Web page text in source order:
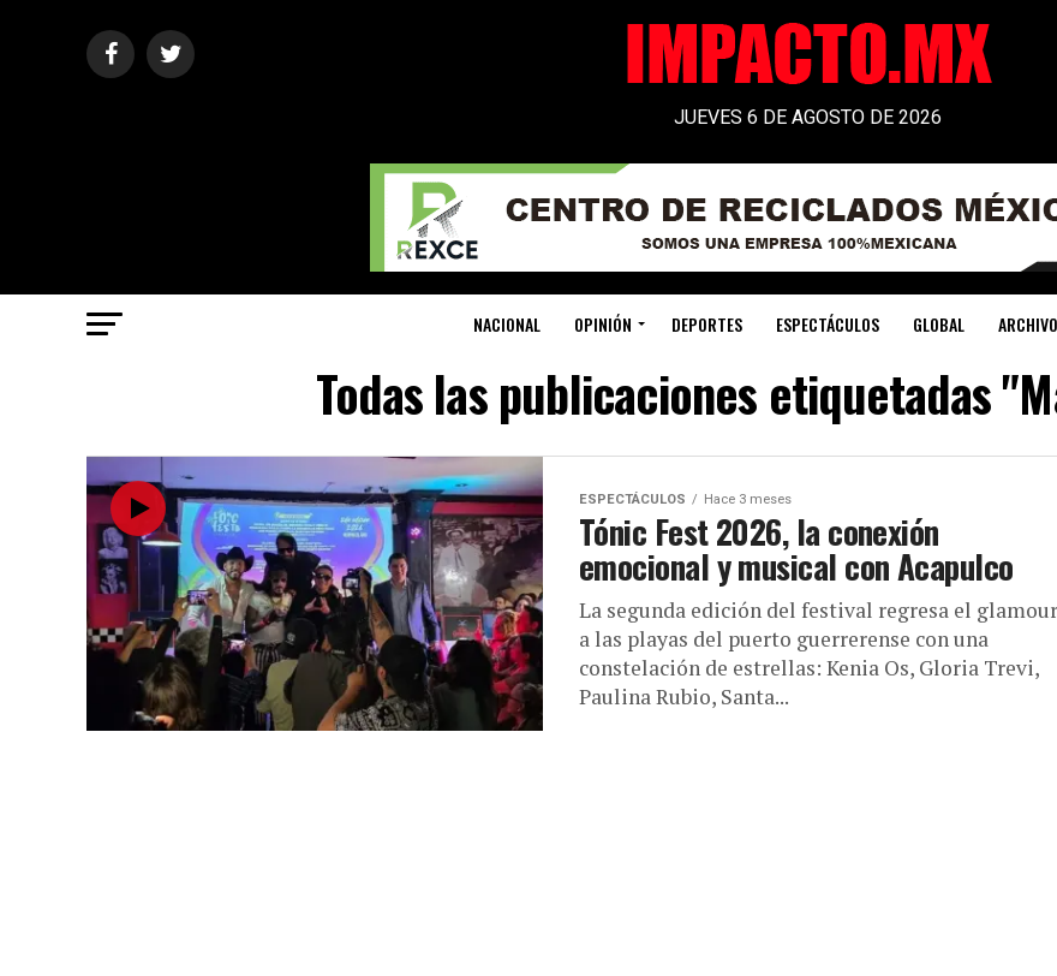
JUEVES 6 DE AGOSTO DE 2026
NACIONAL OPINIÓN DEPORTES ESPECTÁCULOS GLOBAL
Todas las publicaciones etiquetadas
ESPECTÁCULOS Hace 3 meses
Tónic Fest 2026, la conexión
emocional y musical con Acapulco
La segunda edición del festival regresa el glamour
a las playas del puerto guerrerense con una
constelación de estrellas: Kenia Os, Gloria Trevi,
Paulina Rubio, Santa...